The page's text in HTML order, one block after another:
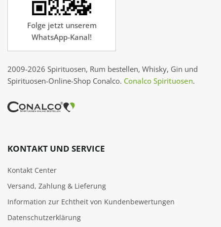
Folge jetzt unserem
WhatsApp-Kanal!
2009-2026 Spirituosen, Rum bestellen, Whisky, Gin und
Spirituosen-Online-Shop Conalco. Conalco Spirituosen.
KONTAKT UND SERVICE
Kontakt Center
Versand, Zahlung & Lieferung
Information zur Echtheit von Kundenbewertungen
Datenschutzerklärung